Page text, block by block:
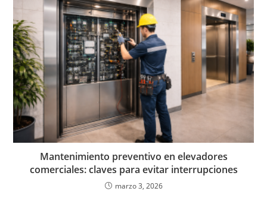
Mantenimiento preventivo en elevadores
comerciales: claves para evitar interrupciones
marzo 3, 2026